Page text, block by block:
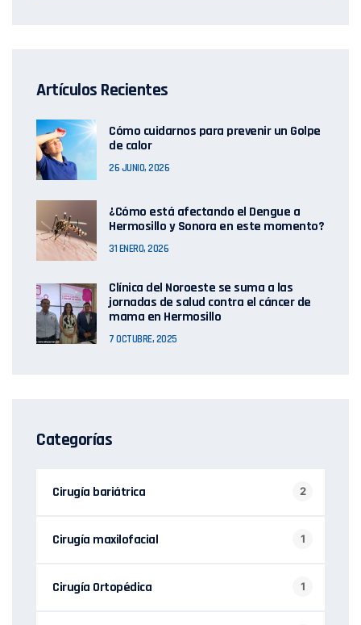
Artículos Recientes
Cómo cuidarnos para prevenir un Golpe
de calor
26 JUNIO, 2026
¿Cómo está afectando el Dengue a
Hermosillo y Sonora en este momento?
31 ENERO, 2026
Clínica del Noroeste se suma a las
jornadas de salud contra el cáncer de
mama en Hermosillo
7 OCTUBRE, 2025
Categorías
Cirugía bariátrica 2
Cirugía maxilofacial 1
Cirugía Ortopédica 1